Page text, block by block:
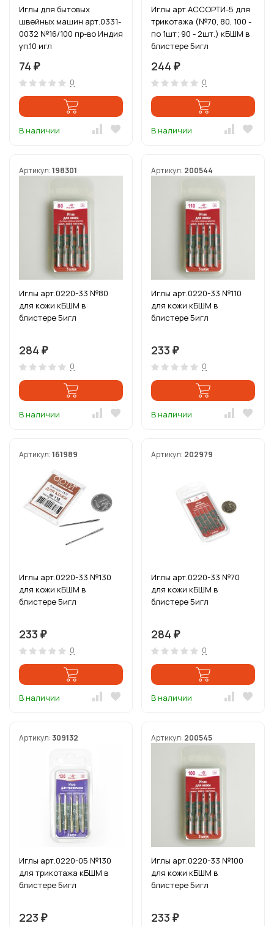
Иглы для бытовых
швейных машин арт.0331-
0032 №16/100 пр-во Индия
уп.10 игл
74 ₽
0
В наличии
Иглы арт.АССОРТИ-5 для
трикотажа (№70, 80, 100 -
по 1шт; 90 - 2шт.) кБШМ в
блистере 5игл
244 ₽
0
В наличии
Артикул:198301
Иглы арт.0220-33 №80
для кожи кБШМ в
блистере 5игл
284 ₽
0
В наличии
Артикул: 200544
Иглы арт.0220-33 №110
для кожи кБШМ в
блистере 5игл
233 ₽
0
В наличии
Артикул:161989
Иглы арт.0220-33 №130
для кожи кБШМ в
блистере 5игл
233 ₽
0
В наличии
Артикул: 202979
Иглы арт.0220-33 №70
для кожи кБШМ в
блистере 5игл
284 ₽
0
В наличии
Артикул: 309132
Иглы арт.0220-05 №130
для трикотажа кБШМ в
блистере 5игл
223 ₽
Артикул: 200545
Иглы арт.0220-33 №100
для кожи кБШМ в
блистере 5игл
233 ₽